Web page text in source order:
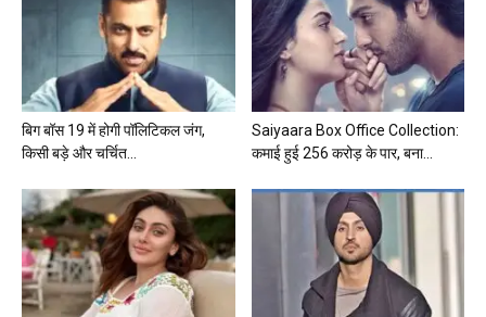
बिग बॉस 19 में होगी पॉलिटिकल जंग,
किसी बड़े और चर्चित...
Saiyaara Box Office Collection:
कमाई हुई 256 करोड़ के पार, बना...